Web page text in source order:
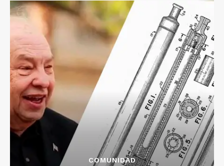
COMUNIDAD